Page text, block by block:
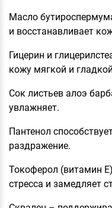
Масло
и восстанавливает
Гицерин и
кожу мягкой и
Сок листьев алоэ
увлажняет.
Пантенол
раздражение.
Токоферол (витамин
стресса и замедляет